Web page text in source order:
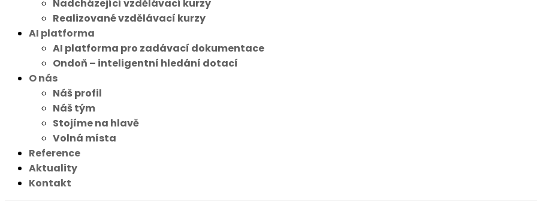
Nadcházející vzdělávací kurzy
Realizované vzdělávací kurzy
AI platforma
AI platforma pro zadávací dokumentace
Ondoň – inteligentní hledání dotací
O nás
Náš profil
Náš tým
Stojíme na hlavě
Volná místa
Reference
Aktuality
Kontakt